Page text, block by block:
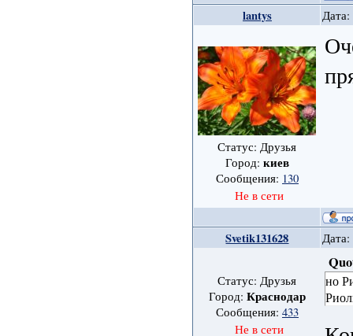
lantys Дата:
Статус: Друзья
Город: киев
Сообщения: 130
Не в сети
Svetik131628 Дата:
Статус: Друзья
Город: Краснодар
Сообщения: 433
Не в сети
но